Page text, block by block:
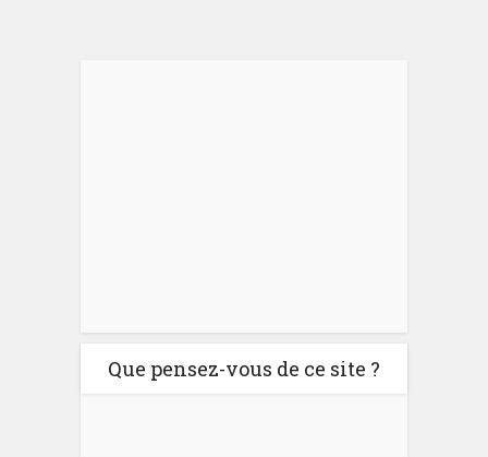
Que pensez-vous de ce site ?